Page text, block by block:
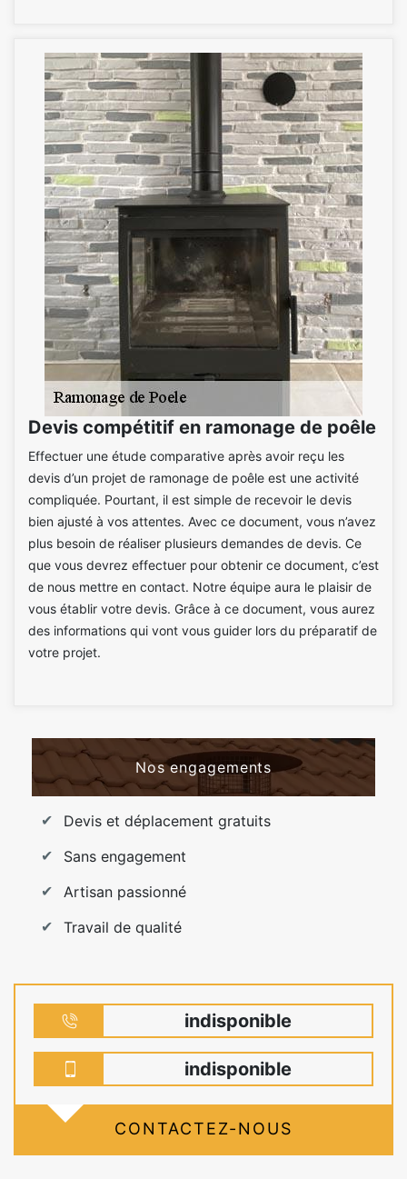
Devis compétitif en ramonage de poêle
Effectuer une étude comparative après avoir reçu les
devis d’un projet de ramonage de poêle est une activité
compliquée. Pourtant, il est simple de recevoir le devis
bien ajusté à vos attentes. Avec ce document, vous n’avez
plus besoin de réaliser plusieurs demandes de devis. Ce
que vous devrez effectuer pour obtenir ce document, c’est
de nous mettre en contact. Notre équipe aura le plaisir de
vous établir votre devis. Grâce à ce document, vous aurez
des informations qui vont vous guider lors du préparatif de
votre projet.
Nos engagements
Devis et déplacement gratuits
Sans engagement
Artisan passionné
Travail de qualité
indisponible
indisponible
CONTACTEZ-NOUS